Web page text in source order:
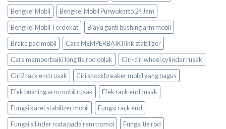
Bengkel Mobil
Bengkel Mobil Purwokerto 24 Jam
Bengkel Mobil Terdekat
Biaya ganti bushing arm mobil
Brake pad mobil
Cara MEMPERBAIKI link stabilizer
Cara memperbaiki long tie rod oblak
Ciri-ciri wheel cylinder rusak
Ciri2 rack end rusak
Ciri shockbreaker mobil yang bagus
Efek bushing arm mobil rusak
Efek rack end rusak
Fungsi karet stabilizer mobil
Fungsi rack end
Fungsi silinder roda pada rem tromol
Fungsi tie rod